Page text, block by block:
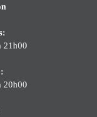
21h00
20h00